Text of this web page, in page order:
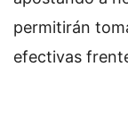
permitirán
efectivas